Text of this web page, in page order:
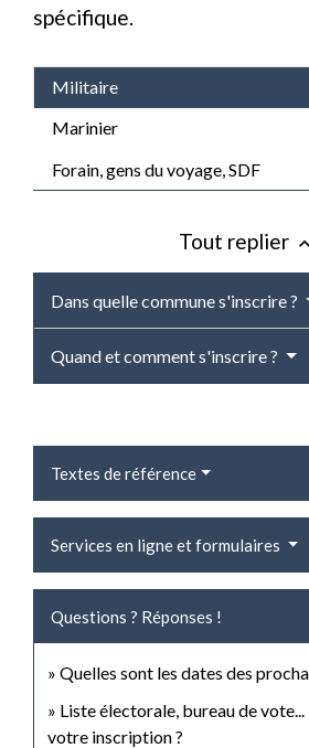
spécifique.
Militaire
Marinier
Forain, gens du voyage, SDF
Tout replier keyboard_arrow_up
Dans quelle commune s'inscrire ?
Quand et comment s'inscrire ?
Textes de référence
Services en ligne et formulaires
Questions ? Réponses !
Quelles sont les dates des
Liste électorale, bureau de
votre inscription ?